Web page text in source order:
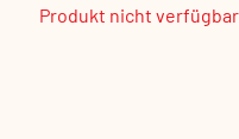
Produkt nicht verfügbar